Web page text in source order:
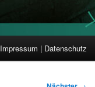
Impressum | Datenschutz